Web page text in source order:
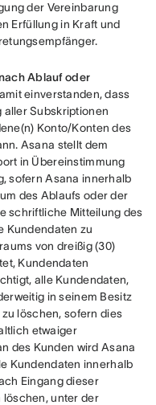
der Vereinbarung
Erfüllung in Kraft und
Ablauf oder
einverstanden, dass
Subskriptionen
Konto/Konten des
Asana stellt dem
in Übereinstimmung
sofern Asana innerhalb
des Ablaufs oder der
schriftliche Mitteilung des
Kundendaten zu
von dreißig (30)
Kundendaten
alle Kundendaten,
in seinem Besitz
löschen, sofern dies
etwaiger
des Kunden wird Asana
Kundendaten innerhalb
Eingang dieser
löschen, unter der